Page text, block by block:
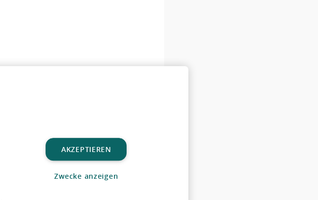
ZWECKE ANZEIGEN
AKZEPTIEREN
Zwecke anzeigen